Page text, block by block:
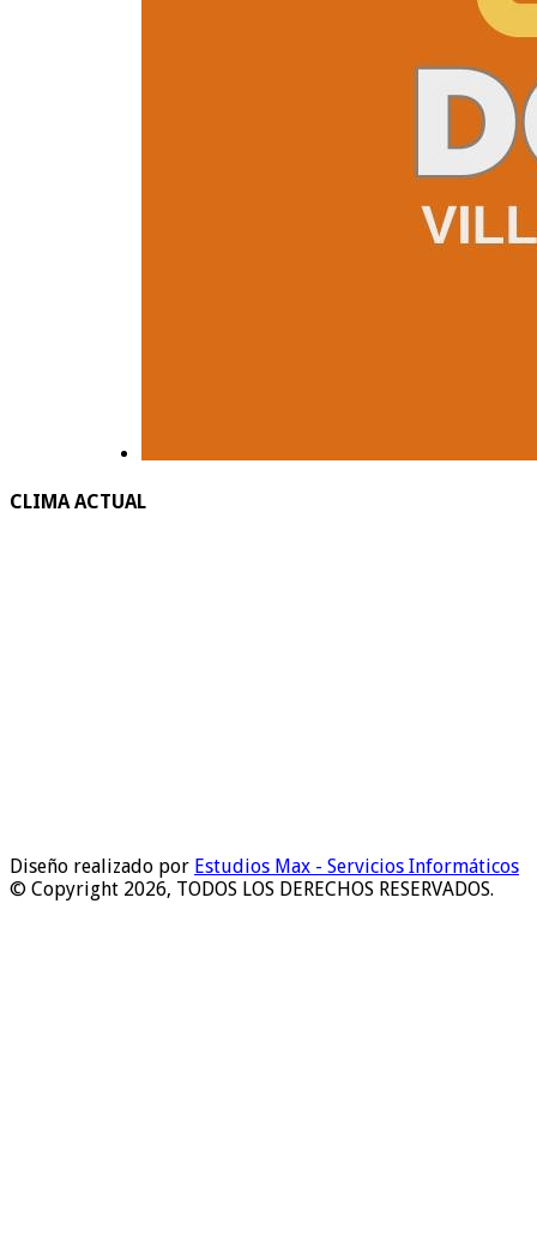
CLIMA ACTUAL
Diseño realizado por Estudios Max - Servicios Informáticos
© Copyright 2026, TODOS LOS DERECHOS RESERVADOS.